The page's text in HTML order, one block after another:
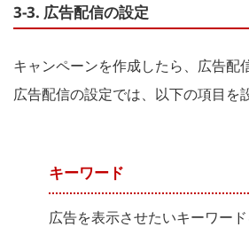
3-3. 広告配信の設定
キャンペーンを作成したら、広告配
広告配信の設定では、以下の項目を
キーワード
広告を表示させたいキーワード